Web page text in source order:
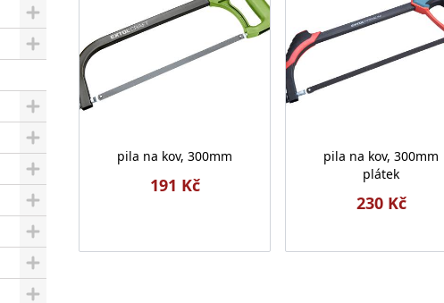
pila na kov, 300mm
191 Kč
pila na kov, 300mm
plátek
230 Kč